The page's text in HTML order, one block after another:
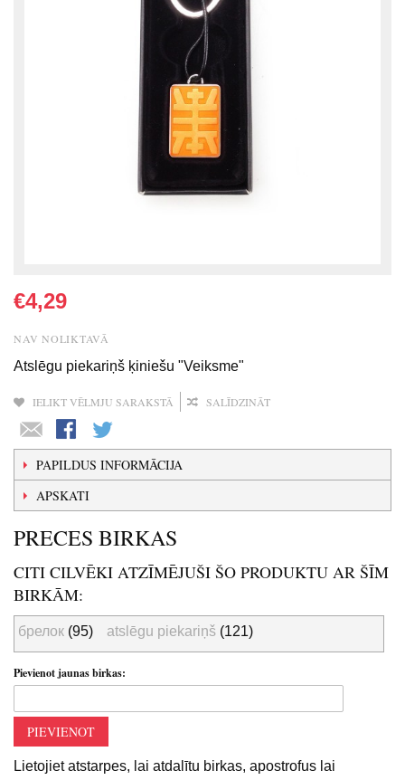
€4,29
NAV NOLIKTAVĀ
Atslēgu piekariņš ķiniešu "Veiksme"
IELIKT VĒLMJU SARAKSTĀ SALĪDZINĀT
PAPILDUS INFORMĀCIJA
APSKATI
PRECES BIRKAS
CITI CILVĒKI ATZĪMĒJUŠI ŠO PRODUKTU AR ŠĪM
BIRKĀM:
брелок (95) atslēgu piekariņš (121)
Pievienot jaunas birkas:
PIEVIENOT
Lietojiet atstarpes, lai atdalītu birkas, apostrofus lai